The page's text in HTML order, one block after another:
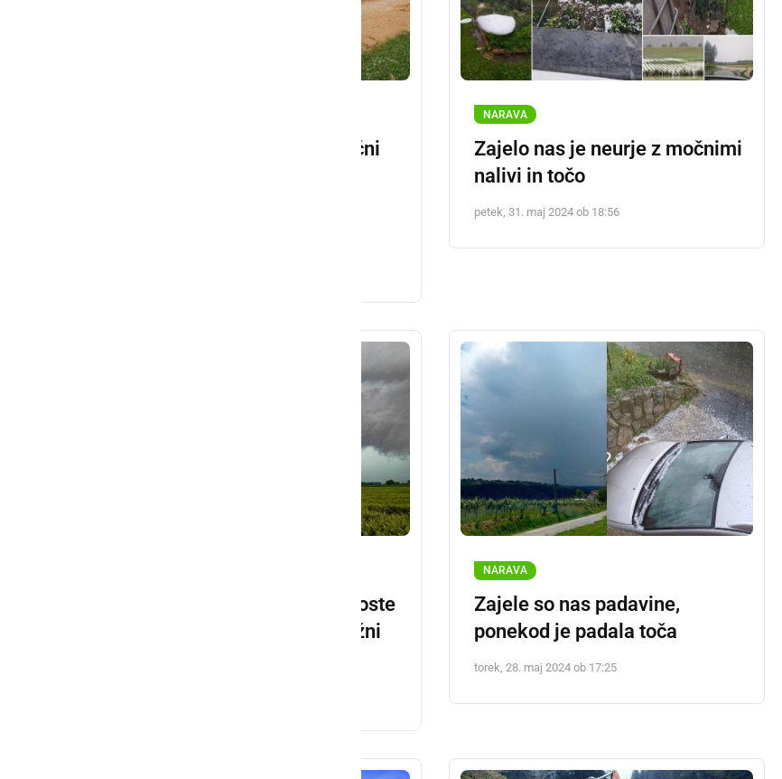
Ponovno so nas zajeli močni
NARAVA
Zajelo nas je neurje z močnimi
nalivi in točo
petek, 31. maj 2024 ob 18:56
Do petka zvečer bodo pogoste
padavine z nevihtami, možni
NARAVA
Zajele so nas padavine,
ponekod je padala toča
torek, 28. maj 2024 ob 17:25